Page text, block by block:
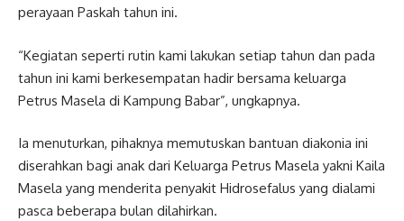
perayaan Paskah tahun ini.
“Kegiatan seperti rutin kami lakukan setiap tahun dan pada
tahun ini kami berkesempatan hadir bersama keluarga
Petrus Masela di Kampung Babar”, ungkapnya.
Ia menuturkan, pihaknya memutuskan bantuan diakonia ini
diserahkan bagi anak dari Keluarga Petrus Masela yakni Kaila
Masela yang menderita penyakit Hidrosefalus yang dialami
pasca beberapa bulan dilahirkan.